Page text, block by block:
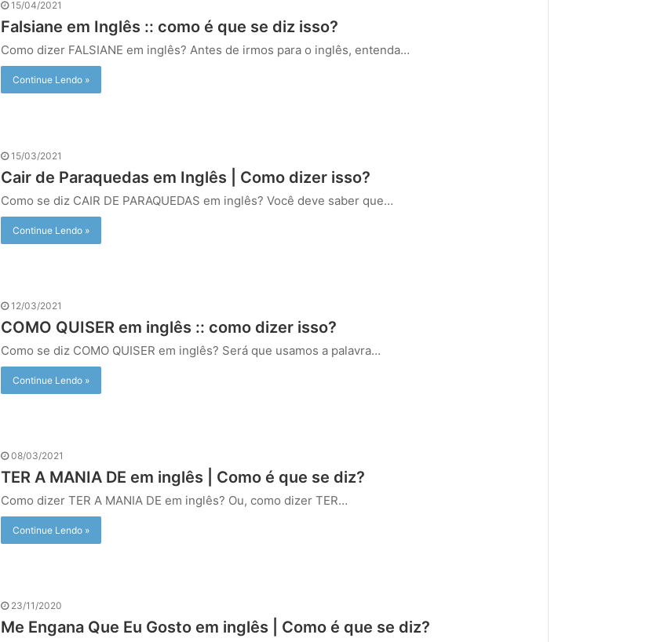
15/04/2021
Falsiane em Inglês :: como é que se diz isso?
Como dizer FALSIANE em inglês? Antes de irmos para o inglês, entenda…
Continue Lendo »
15/03/2021
Cair de Paraquedas em Inglês | Como dizer isso?
Como se diz CAIR DE PARAQUEDAS em inglês? Você deve saber que…
Continue Lendo »
12/03/2021
COMO QUISER em inglês :: como dizer isso?
Como se diz COMO QUISER em inglês? Será que usamos a palavra…
Continue Lendo »
08/03/2021
TER A MANIA DE em inglês | Como é que se diz?
Como dizer TER A MANIA DE em inglês? Ou, como dizer TER…
Continue Lendo »
23/11/2020
Me Engana Que Eu Gosto em inglês | Como é que se diz?